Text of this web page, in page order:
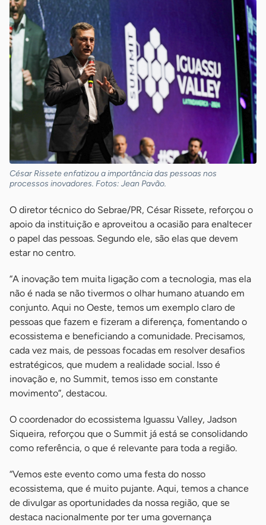
César Rissete enfatizou a importância das pessoas nos
processos inovadores. Fotos: Jean Pavão.
O diretor técnico do Sebrae/PR, César Rissete, reforçou o
apoio da instituição e aproveitou a ocasião para enaltecer
o papel das pessoas. Segundo ele, são elas que devem
estar no centro.
“A inovação tem muita ligação com a tecnologia, mas ela
não é nada se não tivermos o olhar humano atuando em
conjunto. Aqui no Oeste, temos um exemplo claro de
pessoas que fazem e fizeram a diferença, fomentando o
ecossistema e beneficiando a comunidade. Precisamos,
cada vez mais, de pessoas focadas em resolver desafios
estratégicos, que mudem a realidade social. Isso é
inovação e, no Summit, temos isso em constante
movimento”, destacou.
O coordenador do ecossistema Iguassu Valley, Jadson
Siqueira, reforçou que o Summit já está se consolidando
como referência, o que é relevante para toda a região.
“Vemos este evento como uma festa do nosso
ecossistema, que é muito pujante. Aqui, temos a chance
de divulgar as oportunidades da nossa região, que se
destaca nacionalmente por ter uma governança